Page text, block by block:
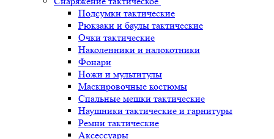
Подсумки тактические
Рюкзаки и баулы тактические
Очки тактические
Наколенники и налокотники
Фонари
Ножи и мультитулы
Маскировочные костюмы
Спальные мешки тактические
Наушники тактические и гарнитуры
Ремни тактические
Аксессуары